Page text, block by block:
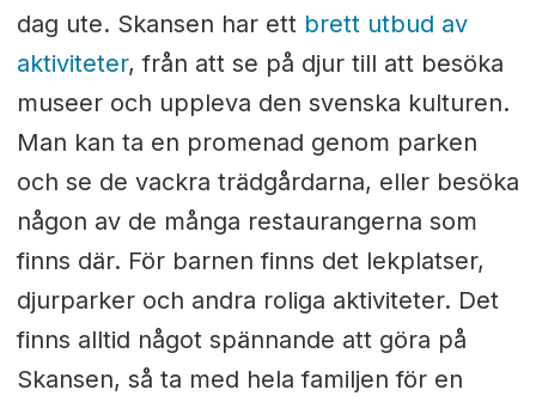
dag ute. Skansen har ett brett utbud av
aktiviteter, från att se på djur till att besöka
museer och uppleva den svenska kulturen.
Man kan ta en promenad genom parken
och se de vackra trädgårdarna, eller besöka
någon av de många restaurangerna som
finns där. För barnen finns det lekplatser,
djurparker och andra roliga aktiviteter. Det
finns alltid något spännande att göra på
Skansen, så ta med hela familjen för en